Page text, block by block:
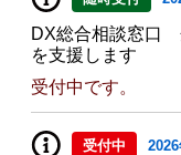
DX総合相談窓口
を支援します
受付中です。
受付中